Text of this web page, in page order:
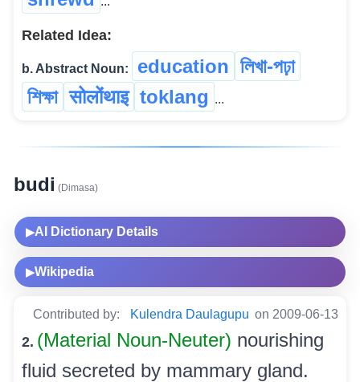
Related Idea:
b. Abstract Noun: education লিখা-পঢ়া
শিক্ষা सोलोंथाइ toklang ...
budi (Dimasa)
▶AI Dictionary Details
▶Wikipedia
Contributed by: Kulendra Daulagupu on 2009-06-13
2. (Material Noun-Neuter) nourishing
fluid secreted by mammary gland.